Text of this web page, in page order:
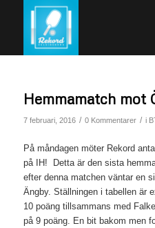
Hemmamatch mot
7 februari, 2016 / 0 Kommentarer / i
På måndagen möter Rekord
på IH! Detta är den sista
efter denna matchen väntar en
Ängby. Ställningen i tabellen är
10 poäng tillsammans med
på 9 poäng. En bit bakom men